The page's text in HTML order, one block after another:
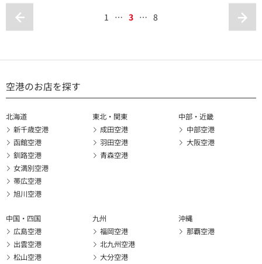
1 … 3 … 8
空港のお店を探す
北海道
新千歳空港
函館空港
釧路空港
女満別空港
帯広空港
旭川空港
東北・関東
成田空港
羽田空港
青森空港
中部・近畿
中部空港
大阪空港
中国・四国
広島空港
出雲空港
松山空港
九州
福岡空港
北九州空港
大分空港
沖縄
那覇空港